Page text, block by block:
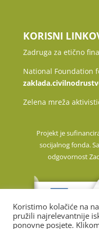
KORISNI
Zadruga za etično
National Foundation
Zelena mreža
Projekt je
socijalnog fonda.
odgovornost
Koristimo kolačiće na
pružili najrelevantnije
ponovne posjete.